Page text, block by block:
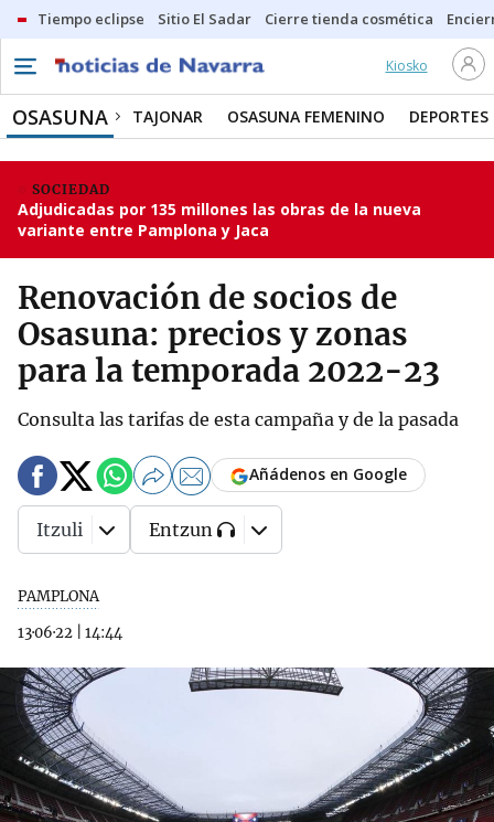
Tiempo eclipse Sitio El Sadar Cierre tienda cosmética
Kiosko
OSASUNA TAJONAR OSASUNA FEMENINO DEPORTES
SOCIEDAD
Adjudicadas por 135 millones las obras de la nueva
variante entre Pamplona y Jaca
Renovación de socios de
Osasuna: precios y zonas
para la temporada 2022-23
Consulta las tarifas de esta campaña y de la pasada
PAMPLONA
13·06·22
14:44
Añádenos en Google
Itzuli Entzun